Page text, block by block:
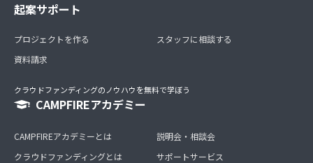
起案サポート
プロジェクトを作る
資料請求
スタッフに相談する
クラウドファンディングのノウハウを無料で学ぼう
CAMPFIREアカデミー
CAMPFIREアカデミーとは
クラウドファンディングとは
説明会・相談会
サポートサービス